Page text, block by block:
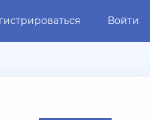
Войти